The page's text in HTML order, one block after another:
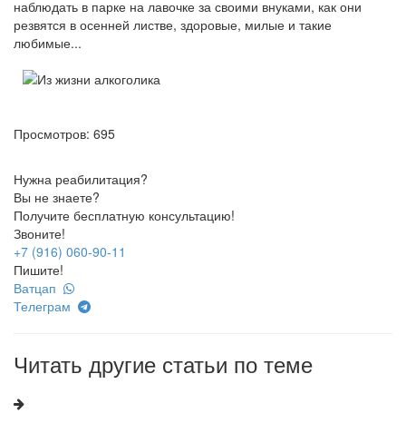
наблюдать в парке на лавочке за своими внуками, как они
резвятся в осенней листве, здоровые, милые и такие
любимые...
Просмотров: 695
Нужна реабилитация?
Вы не знаете?
Получите бесплатную консультацию!
Звоните!
+7 (916) 060-90-11
Пишите!
Ватцап
Телеграм
Читать другие статьи по теме